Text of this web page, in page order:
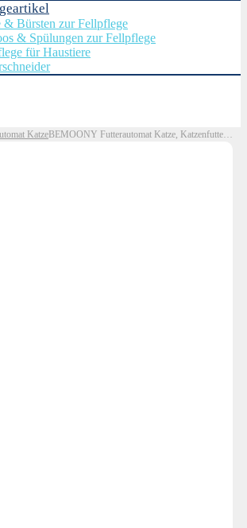
& Bürsten zur Fellpflege
& Spülungen zur Fellpflege
für Haustiere
KatzeBEMOONY Futterautomat Katze, Katzenfutter Automat mit Programmierbarem Timer, 1-6 Mahlzeiten pro Tag, Futterspender Katze mit Pressedeckel und 10s Aufnahmefunktion, 3L